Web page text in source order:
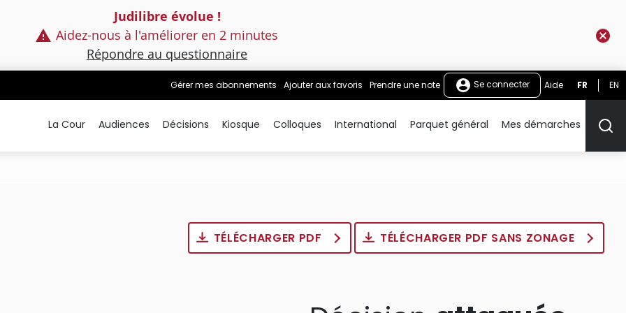
Judilibre évolue !
Aidez-nous à l'améliorer en 2 minutes
Répondre au questionnaire
Gérer mes abonnements Ajouter aux favoris Prendre une note Se connecter Aide FR EN
La Cour Audiences Décisions Kiosque Colloques International Parquet général Mes démarches
TÉLÉCHARGER PDF TÉLÉCHARGER PDF SANS ZONAGE